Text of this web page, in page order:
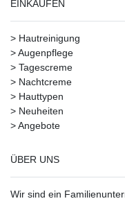
EINKAUFEN
> Hautreinigung
>Augenpflege
> Tagescreme
> Nachtcreme
> Hauttypen
> Neuheiten
>Angebote
ÜBER UNS
Wir sind ein